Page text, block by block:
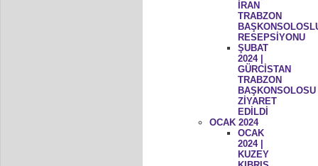
İRAN
TRABZON
RESEPSİYONU
ŞUBAT
2024 |
GÜRCİSTAN
TRABZON
BAŞKONSOLOSU
ZİYARET
EDİLDİ
OCAK 2024
OCAK
2024 |
KUZEY